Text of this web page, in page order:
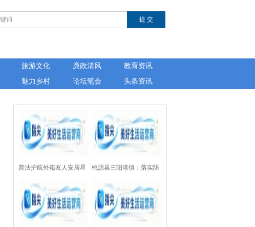
旅游文化 廉政清风
教育资讯
魅力乡村 论坛笔会 头条资讯
普法护航外籍友人安居星
城——湖南芙蓉律师事务
所开展涉外法律公益讲座
桃源县三阳港镇：落实防
溺水“四个一”设施，为157
处水域上紧“安全锁”